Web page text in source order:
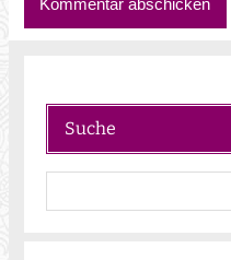
Suche
u